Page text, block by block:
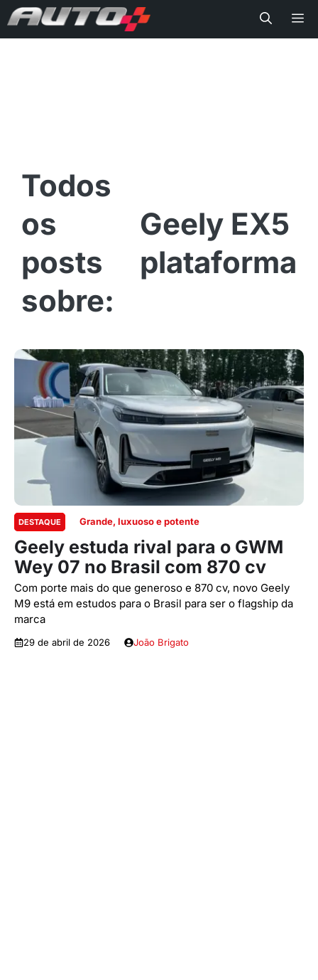
Geely EX5
plataforma
DESTAQUE Grande, luxuoso e potente
Geely estuda rival para o GWM
Wey 07 no Brasil com 870 cv
Com porte mais do que generoso e 870 cv, novo Geely
M9 está em estudos para o Brasil para ser o flagship da
marca
29 de abril de 2026 João Brigato